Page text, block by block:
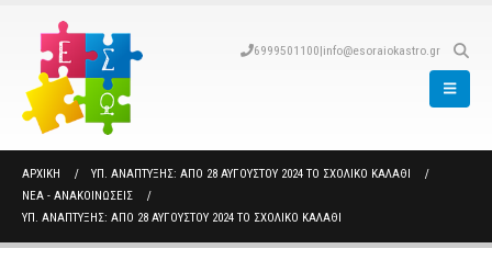
6999501100|info@esoraiokastro.gr
ΑΡΧΙΚΉ
ΥΠ. ΑΝΆΠΤΥΞΗΣ: ΑΠΌ 28 ΑΥΓΟΎΣΤΟΥ 2024 ΤΟ ΣΧΟΛΙΚΌ ΚΑΛΆΘΙ
ΝΈΑ - ΑΝΑΚΟΙΝΏΣΕΙΣ
ΥΠ. ΑΝΆΠΤΥΞΗΣ: ΑΠΌ 28 ΑΥΓΟΎΣΤΟΥ 2024 ΤΟ ΣΧΟΛΙΚΌ ΚΑΛΆΘΙ